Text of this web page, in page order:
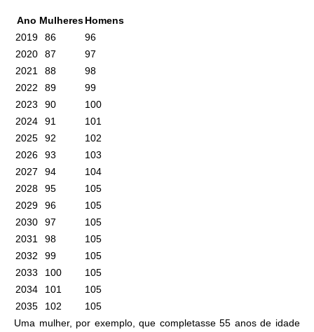
Ano MulheresHomens
2019
86
96
2020
87
97
2021
88
98
2022
89
99
2023
90
100
2024
91
101
2025
92
102
2026
93
103
2027
94
104
2028
95
105
2029
96
105
2030
97
105
2031
98
105
2032
99
105
2033
100
105
2034
101
105
2035
102
105
Uma mulher, por exemplo, que completasse 55 anos de idade